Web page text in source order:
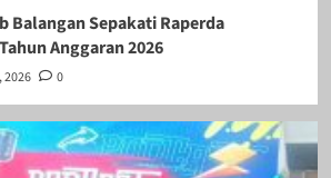
Balangan Sepakati Raperda
Anggaran 2026
2026 0